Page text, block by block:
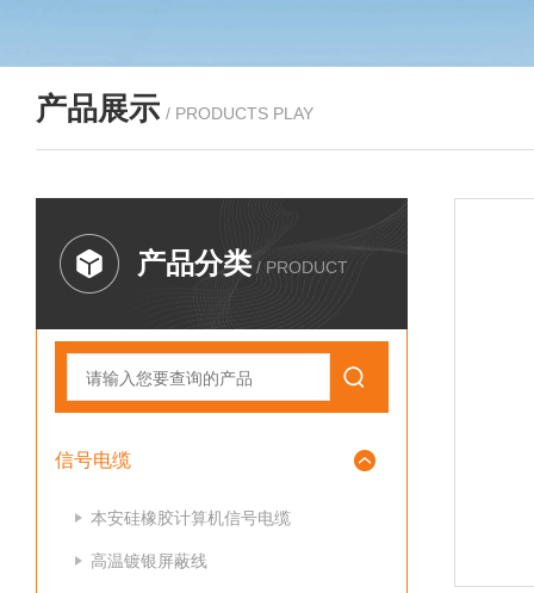
产品展示 / PRODUCTS PLAY
产品分类 / PRODUCT
信号电缆
本安硅橡胶计算机信号电缆
高温镀银屏蔽线